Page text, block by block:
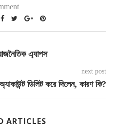
এ্যাপস
next post
ডিলিট করে দিলেন, কারণ কি?
ARTICLES